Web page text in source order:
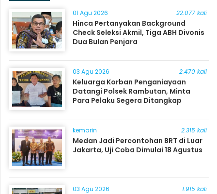
01 Agu 2026 22.077 kali
Hinca Pertanyakan Background
Check Seleksi Akmil, Tiga ABH Divonis
Dua Bulan Penjara
03 Agu 2026 2.470 kali
Keluarga Korban Penganiayaan
Datangi Polsek Rambutan, Minta
Para Pelaku Segera Ditangkap
kemarin 2.315 kali
Medan Jadi Percontohan BRT di Luar
Jakarta, Uji Coba Dimulai 18 Agustus
03 Agu 2026 1.915 kali